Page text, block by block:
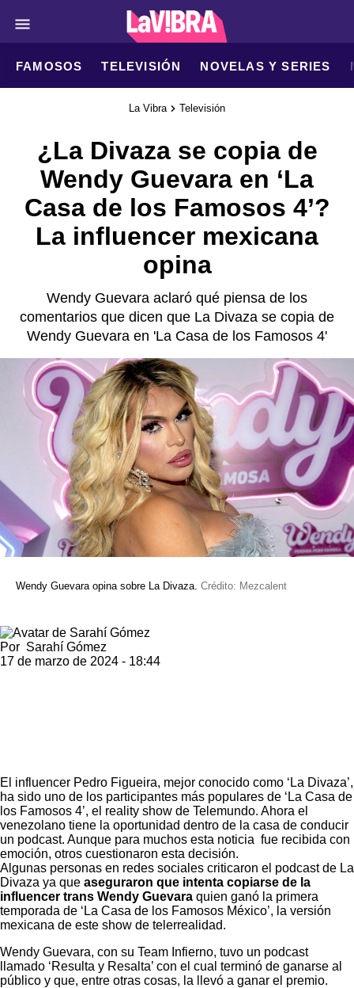
FAMOSOS TELEVISIÓN NOVELAS Y SERIES
La Vibra Televisión
¿La Divaza se copia de
Wendy Guevara en ‘La
Casa de los Famosos 4’?
La influencer mexicana
opina
Wendy Guevara aclaró qué piensa de los
comentarios que dicen que La Divaza se copia de
Wendy Guevara en 'La Casa de los Famosos 4'
Wendy Guevara opina sobre La Divaza. Crédito: Mezcalent
Por Sarahí Gómez
17 de marzo de 2024 - 18:44
El influencer Pedro Figueira, mejor conocido como ‘La Divaza’,
ha sido uno de los participantes más populares de ‘La Casa de
los Famosos 4’, el reality show de Telemundo. Ahora el
venezolano tiene la oportunidad dentro de la casa de conducir
un podcast. Aunque para muchos esta noticia fue recibida con
emoción, otros cuestionaron esta decisión.
Algunas personas en redes sociales criticaron el podcast de La
Divaza ya que aseguraron que intenta copiarse de la
influencer trans Wendy Guevara quien ganó la primera
temporada de ‘La Casa de los Famosos México’, la versión
mexicana de este show de telerrealidad.
Wendy Guevara, con su Team Infierno, tuvo un podcast
llamado ‘Resulta y Resalta’ con el cual terminó de ganarse al
público y que, entre otras cosas, la llevó a ganar el premio.